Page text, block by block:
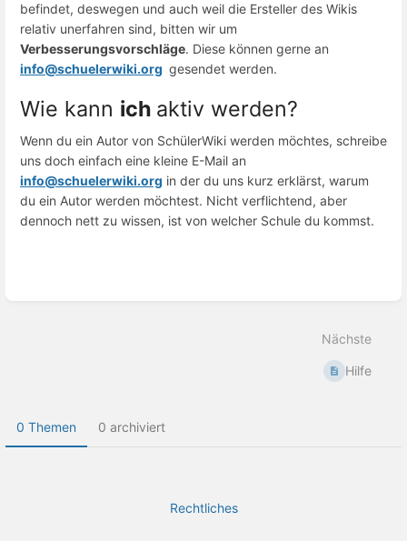
befindet, deswegen und auch weil die Ersteller des Wikis
relativ unerfahren sind, bitten wir um
Verbesserungsvorschläge. Diese können gerne an
info@schuelerwiki.org gesendet werden.
Wie kann ich aktiv werden?
Wenn du ein Autor von SchülerWiki werden möchtes, schreibe
uns doch einfach eine kleine E-Mail an
info@schuelerwiki.org in der du uns kurz erklärst, warum
du ein Autor werden möchtest. Nicht verflichtend, aber
dennoch nett zu wissen, ist von welcher Schule du kommst.
Nächste
Hilfe
0 Themen 0 archiviert
Rechtliches